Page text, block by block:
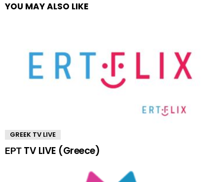
YOU MAY ALSO LIKE
GREEK TV LIVE
ΕΡΤ TV LIVE (Greece)